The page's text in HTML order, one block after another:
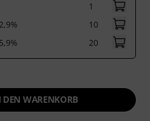
1
2,9%
10
5,9% 20
DEN WARENKORB